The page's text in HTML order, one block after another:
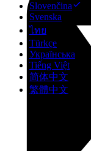
Slovenčina
Svenska
ไทย
Türkçe
Українська
Tiếng Việt
简体中文
繁體中文